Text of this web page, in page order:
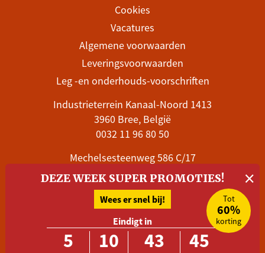
Cookies
Vacatures
Algemene voorwaarden
Leveringsvoorwaarden
Leg -en onderhouds-voorschriften
Industrieterrein Kanaal-Noord 1413
3960 Bree, België
0032 11 96 80 50
Mechelsesteenweg 586 C/17
1800 Vilvoorde, België
0032 28 99 06 78
Stuur een e-mail
Volg Belat en blijf op de hoogte
DEZE WEEK SUPER PROMOTIES! ×
Wees er snel bij! Tot
60%
korting
Eindigt in
5 10 43 45